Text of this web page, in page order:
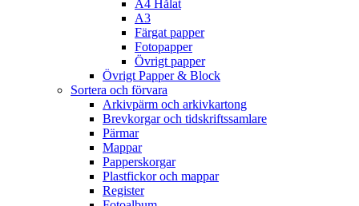
A4 Hålat
A3
Färgat papper
Fotopapper
Övrigt papper
Övrigt Papper & Block
Sortera och förvara
Arkivpärm och arkivkartong
Brevkorgar och tidskriftssamlare
Pärmar
Mappar
Papperskorgar
Plastfickor och mappar
Register